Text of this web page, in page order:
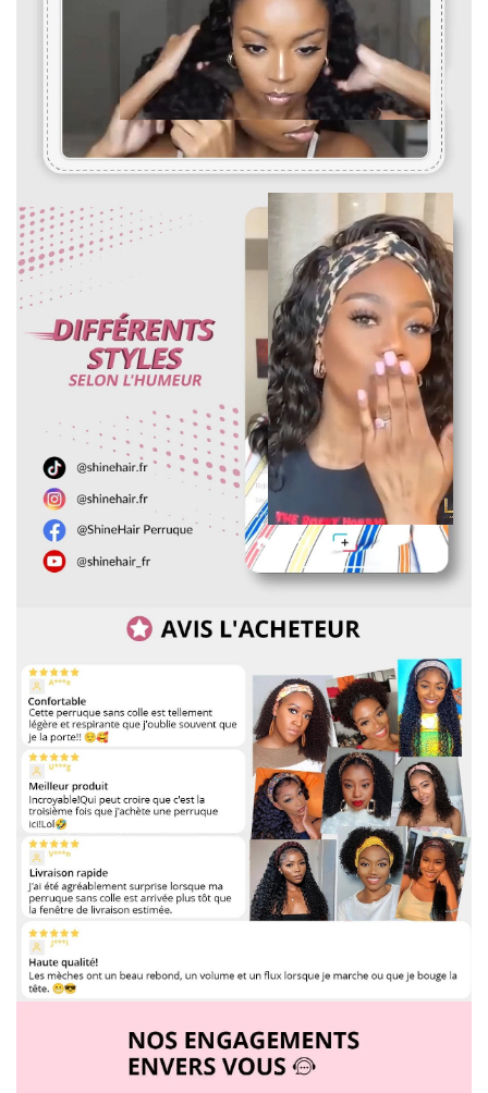
Pour mesurer la longueur d'une perruque droite, partez du
centre du bonnet de perruque ou de la tête et mesurez
jusqu'à la mèche de cheveux la plus longue en bas.
Pour les perruques bouclées et ondulées, vous devez lisser les
cheveux avant de les mesurer. Etirez doucement les cheveux
jusqu'à leur longueur maximale, puis mesurez du haut de la
perruque jusqu'à l'extrémité des cheveux.
Pour toute question, n'hésitez pas à nous contacter :
vip@shinehair.fr